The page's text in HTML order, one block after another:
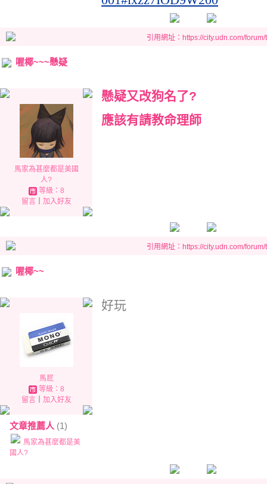
引用網址：https://city.udn.com/
喔椰~~~懸疑
馬家為甚麼都是美國
人?
等級：8
留言｜ 加入好友
懸疑又改狗名了?
應該有請教命理師
引用網址：https://city.udn.com/
喔椰~~
馬屁
等級：8
留言｜ 加入好友
文章推薦人 (1)
馬家為甚麼都是美
國人?
好玩